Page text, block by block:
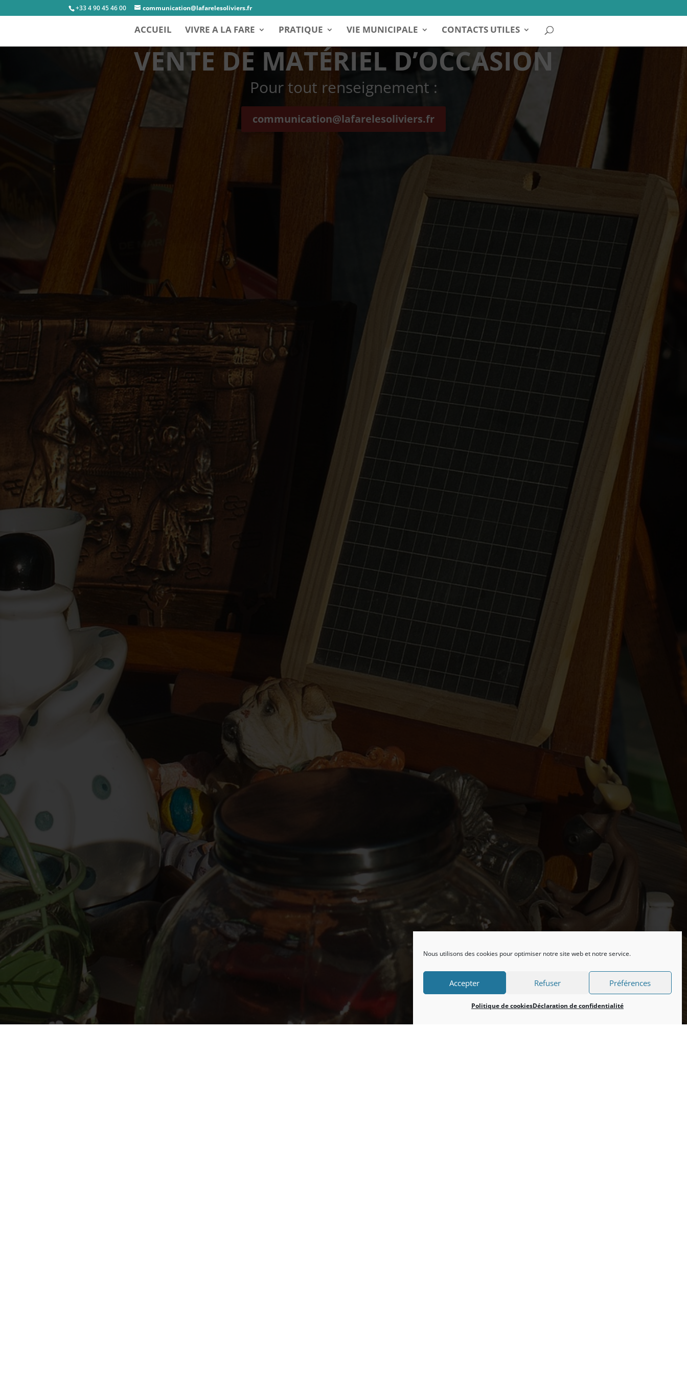
Nous utilisons des cookies pour optimiser notre site web et notre service.
Accepter Refuser Préférences
Politique de cookiesDéclaration de confidentialité
+33 4 90 45 46 00 communication@lafarelesoliviers.fr
ACCUEIL VIVRE A LA FARE PRATIQUE VIE MUNICIPALE CONTACTS UTILES
VENTE DE MATÉRIEL D’OCCASION
Pour tout renseignement :
communication@lafarelesoliviers.fr